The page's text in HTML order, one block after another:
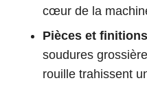
cœur de la
Pièces et
soudures
rouille trahissent